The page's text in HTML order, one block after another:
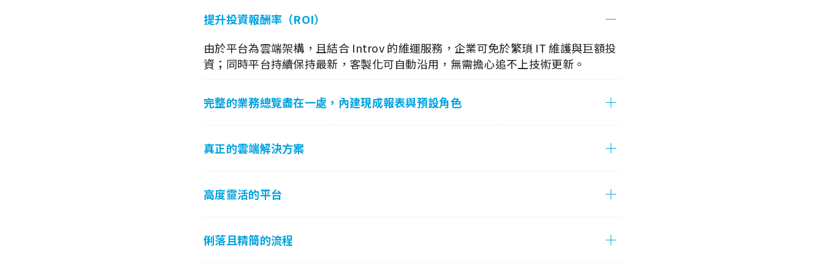
提升投資報酬率（ROI）
由於平台為雲端架構，且結合 Introv 的維運服務，企業可免於繁瑣 IT 維護與巨額投
資；同時平台持續保持最新，客製化可自動沿用，無需擔心追不上技術更新。
完整的業務總覽盡在一處，內建現成報表與預設角色
真正的雲端解決方案
高度靈活的平台
俐落且精簡的流程